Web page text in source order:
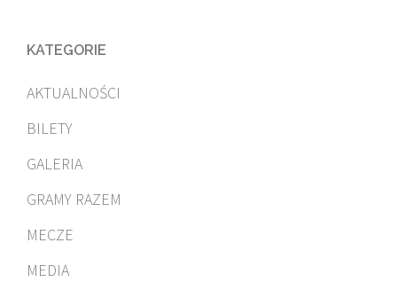
KATEGORIE
AKTUALNOŚCI
BILETY
GALERIA
GRAMY RAZEM
MECZE
MEDIA